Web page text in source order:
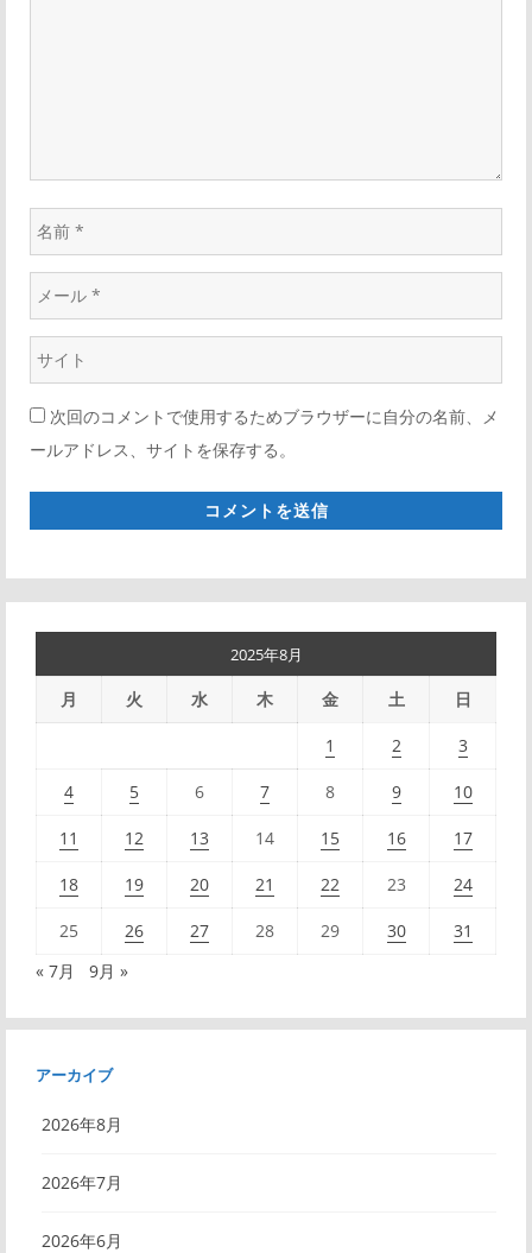
名
前
ー
ル
*
ウ
ェ
ブ
サ
次回のコメントで使用するためブラウザーに自分の名前、メ
ールアドレス、サイトを保存する。
2025年8月
月 火 水 木 金 土 日
1 2 3
4 5 6 7 8 9 10
11 12 13 14 15 16 17
18 19 20 21 22 23 24
25 26 27 28 29 30
31
« 7月
9月 »
アーカイブ
2026年8月
2026年7月
2026年6月